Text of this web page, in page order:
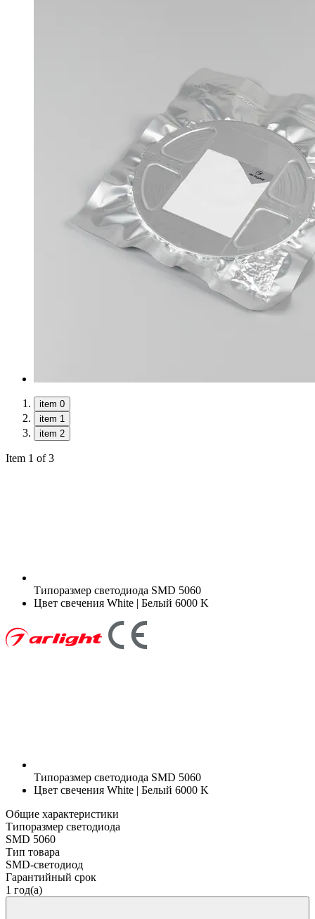
item 0
item 1
item 2
Item 1 of 3
Типоразмер светодиода SMD 5060
Цвет свечения White | Белый 6000 K
Типоразмер светодиода SMD 5060
Цвет свечения White | Белый 6000 K
Общие характеристики
Типоразмер светодиода
SMD 5060
Тип товара
SMD-светодиод
Гарантийный срок
1 год(а)